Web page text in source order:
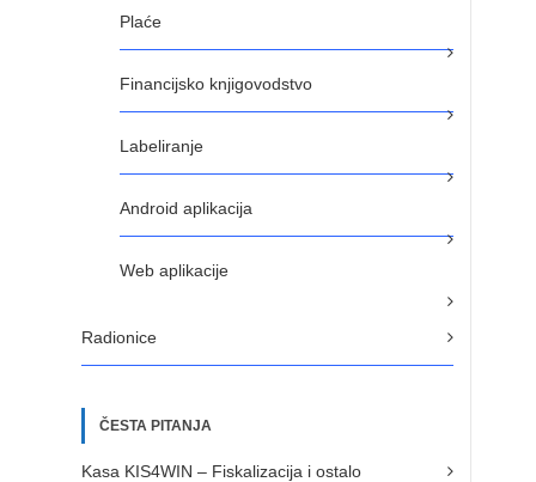
Plaće
Financijsko knjigovodstvo
Labeliranje
Android aplikacija
Web aplikacije
Radionice
ČESTA PITANJA
Kasa KIS4WIN – Fiskalizacija i ostalo